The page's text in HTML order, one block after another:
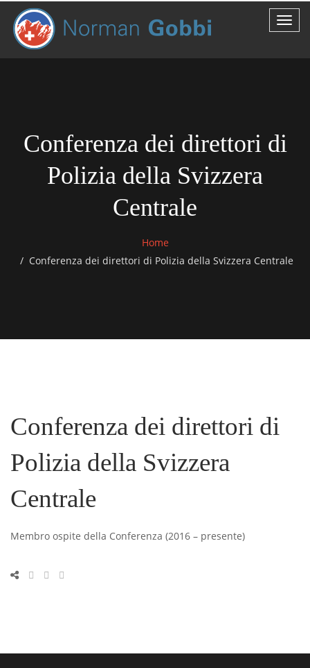
Conferenza dei direttori di
Polizia della Svizzera
Centrale
Home
Conferenza dei direttori di Polizia della Svizzera Centrale
Conferenza dei direttori di
Polizia della Svizzera
Centrale
Membro ospite della Conferenza (2016 – presente)